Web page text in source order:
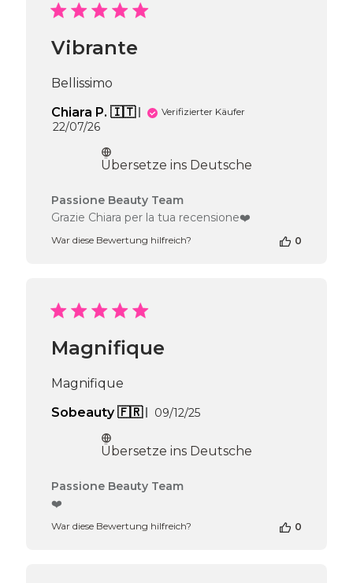
Vibrante
Bellissimo
Chiara P. 🇮🇹
Verifizierter Käufer
Veröffentlichungsdatum
22/07/26
Übersetze ins Deutsche
Kommentare
des
Inhabers
2026
Passione Beauty Team
Grazie Chiara per la tua recensione❤️
War diese Bewertung hilfreich? 0
Magnifique
Magnifique
Sobeauty 🇫🇷
Veröffentlichungsdatum
09/12/25
Übersetze ins Deutsche
Kommentare
Inhabers
Passione Beauty Team
❤️
War diese Bewertung hilfreich? 0